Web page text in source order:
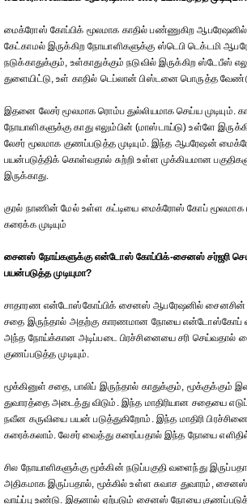
மைக்ரோஸ் கோப்பிக் மூலமாக காதில் பண்ணுகிற ஆபரேஷனில்
கேட்காமல் இருக்கிற நோயாளிகளுக்கு ஸ்டெபி டெக்டமி
நடுக்காதுக்கும், உள்காதுக்கும் நடுவில் இருக்கிற ஸ்டேபீஸ்
துளையிட்டு, உள் காதில் டெப்லான் பிஸ்டனை பொருத்த
இதனை லேசர் மூலமாக ரொம்ப துல்லியமாக செய்ய முடியும்.
நோயாளிகளுக்கு காது எலும்பின் (மாஸ்டாய்டு) உள்ளே
லேசர் மூலமாக குணப்படுத்த முடியும். இந்த ஆபரேஷன்
பயன்படுத்திக் கொள்வதால் சுற்றி உள்ள முக்கியமான
இருக்காது.
குரல் நாணின் மேல் உள்ள கட்டியை மைக்ரோஸ் கோப் மூலமாக
கரைக்க முடியும்
சைனஸ் நோய்களுக்கு என்டோஸ் கோப்பிக்-சைனஸ் சர்ஜரி
பயன்படுத்த முடியுமா?
சாதாரண என்டோஸ்கோப்பிக் சைனஸ் ஆபரேஷனில் சைனசின்
சதை இருந்தால் அதற்கு காரணமான நோயை என்டோஸ்கோப்
அந்த நோய்க்கான அடிப்படை பிரச்சினையை சரி செய்வதால்
குணப்படுத்த முடியும்.
மூக்கினுள் சதை, பாலிப் இருந்தால் காதுக்கும்,
துவாரத்தை அடைத்து விடும். இந்த மாதிரியான சதையை
நவீன கருவியை பயன் படுத்துகிறோம். இந்த மாதிரி
கரைக்கலாம். லேசர் வைத்து கரைப்பதால் இந்த நோயை எளிதில்
சில நோயாளிகளுக்கு மூக்கின் நடுப்பகுதி வளைந்து
அதிகமாக இருப்பதால், மூக்கில் உள்ள சுவாச துவாரம்,
வாய்ப்பு உண்டு. இதனால் ஏற்படும் சைனஸ் நோயை குணப்படுத்த